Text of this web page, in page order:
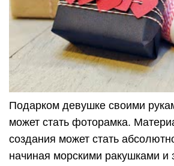
Подарком девушке своими
может стать фоторамка.
создания может стать
начиная морскими ракушками и